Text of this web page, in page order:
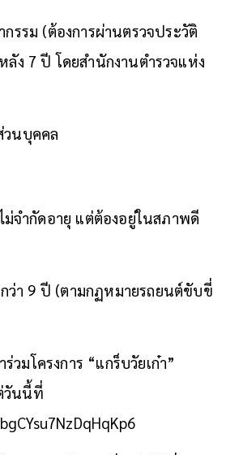
รรม (ต้องการผ่านตรวจประวัติ
ง 7 ปี โดยสำนักงานตำรวจแห่ง
นบุคคล
ม่จำกัดอายุ แต่ต้องอยู่ในสภาพดี
ว่า 9 ปี (ตามกฏหมายรถยนต์ขับขี่
วมโครงการ “แกร็บวัยเก๋า”
วันนี้ที่